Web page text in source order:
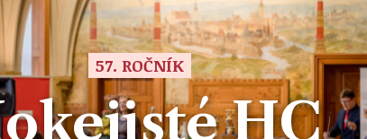
57. ROČNÍK
HC